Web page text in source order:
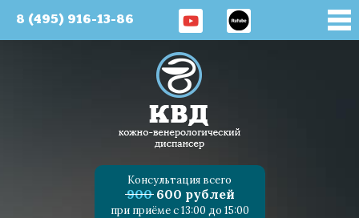
8 (495) 916-13-86
Консультация всего
900 600 рублей
при приёме с 13:00 до 15:00